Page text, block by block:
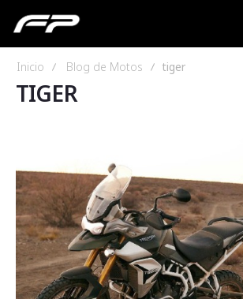
Inicio Blog de Motos tiger
TIGER